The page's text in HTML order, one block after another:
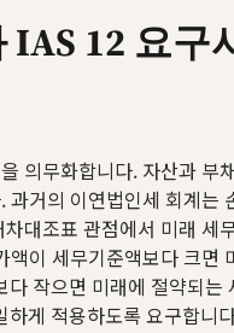
12 요구
의무화합니다. 자산과 부
거의 이연법인세 회계는
대조표 관점에서 미래 세
이 세무기준액보다 크면
작으면 미래에 절약되는
게 적용하도록 요구합니